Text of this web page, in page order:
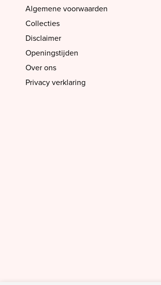
Algemene voorwaarden
Collecties
Disclaimer
Openingstijden
Over ons
Privacy verklaring